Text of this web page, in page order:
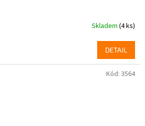
Skladem (4 ks)
DETAIL
Kód: 3564